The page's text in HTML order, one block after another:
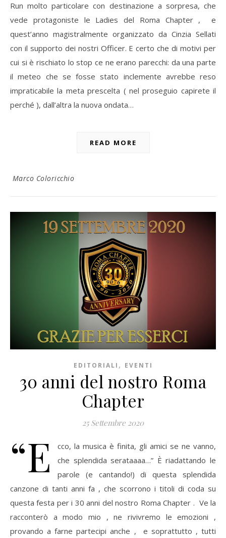
Run molto particolare con destinazione a sorpresa, che
vede protagoniste le Ladies del Roma Chapter , e
quest’anno magistralmente organizzato da Cinzia Sellati
con il supporto dei nostri Officer. E certo che di motivi per
cui si è rischiato lo stop ce ne erano parecchi: da una parte
il meteo che se fosse stato inclemente avrebbe reso
impraticabile la meta prescelta ( nel proseguio capirete il
perché ), dall’altra la nuova ondata…
READ MORE
Marco Coloricchio
EDITORIALI , EVENTI
30 anni del nostro Roma
Chapter
25 Settembre 2020
“E
cco, la musica è finita, gli amici se ne vanno,
che splendida serataaaa…” È riadattando le
parole (e cantando!) di questa splendida
canzone di tanti anni fa , che scorrono i titoli di coda su
questa festa per i 30 anni del nostro Roma Chapter . Ve la
racconterò a modo mio , ne rivivremo le emozioni ,
provando a farne partecipi anche , e soprattutto , tutti